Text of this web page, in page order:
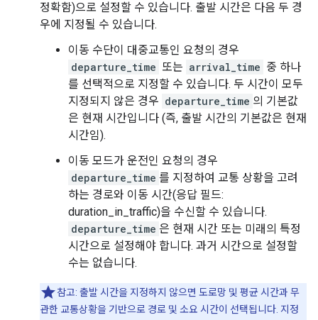
정확함)으로 설정할 수 있습니다. 출발 시간은 다음 두 경
우에 지정될 수 있습니다.
이동 수단이 대중교통인 요청의 경우
departure_time 또는 arrival_time 중 하나
를 선택적으로 지정할 수 있습니다. 두 시간이 모두
지정되지 않은 경우 departure_time 의 기본값
은 현재 시간입니다 (즉, 출발 시간의 기본값은 현재
시간임).
이동 모드가 운전인 요청의 경우
departure_time 를 지정하여 교통 상황을 고려
하는 경로와 이동 시간(응답 필드:
duration_in_traffic)을 수신할 수 있습니다.
departure_time 은 현재 시간 또는 미래의 특정
시간으로 설정해야 합니다. 과거 시간으로 설정할
수는 없습니다.
참고: 출발 시간을 지정하지 않으면 도로망 및 평균 시간과 무
관한 교통상황을 기반으로 경로 및 소요 시간이 선택됩니다. 지정